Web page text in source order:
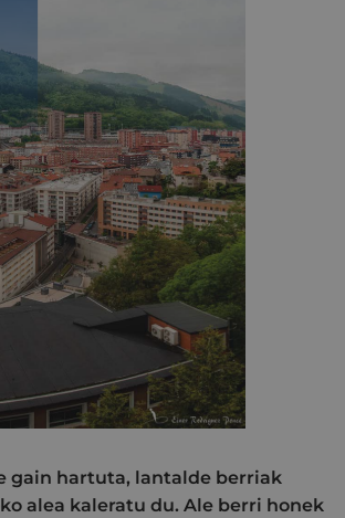
gain hartuta, lantalde berriak
alea kaleratu du. Ale berri honek